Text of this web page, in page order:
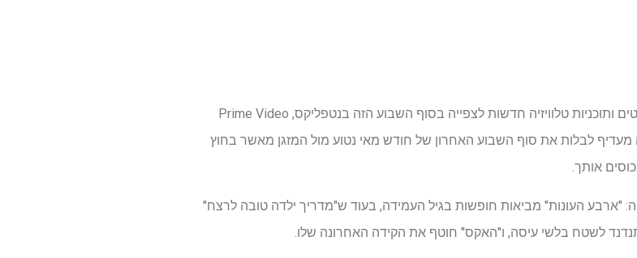
הקיץ כמעט מתדפק על הדלת ומביא שפע של סרטים ותוכניות טלוויזיה חדשות לצפייה בסוף השבוע הזה בנטפליקס, Prime Video
מעדיף לבלות את סוף השבוע האחרון של חודש מאי נטוע מול המזגן מאשר בחוץ
אותך.
"ארבע העונות" מביאות חופשות בגיל העמידה, בעוד ש"מדריך ילדה טובה לרצח"
מתנדנד לשטח בלשי עיסה, ו"האקס" חוטף את הקידה האחרונה שלו.